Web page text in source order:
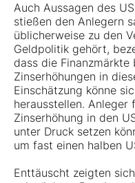
Auch Aussagen des
stießen den Anlegern
üblicherweise zu den
Geldpolitik gehört,
dass die
Zinserhöhungen in
Einschätzung könne
herausstellen. Anleger
Zinserhöhung in den
unter Druck setzen
um fast einen halben
Enttäuscht zeigten